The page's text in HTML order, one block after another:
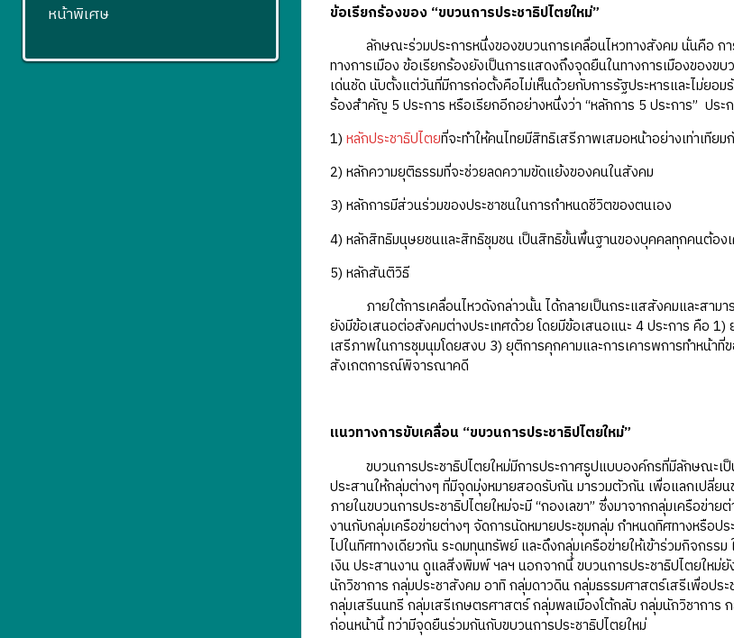
ข้อเรียกร้องของ “ขบวนการประชาธิปไตยใหม่”
ลักษณะร่วมประการหนึ่งของขบวนการเคลื่อนไหวทางสังคม นั่นคือ การ
ทางการเมือง ข้อเรียกร้องยังเป็นการแสดงถึงจุดยืนในทางการเมืองของ
เด่นชัด นับตั้งแต่วันที่มีการก่อตั้งคือไม่เห็นด้วยกับการรัฐประหารและไม่ยอ
ร้องสำคัญ 5 ประการ หรือเรียกอีกอย่างหนึ่งว่า “หลักการ 5 ประการ” ประ
1) หลักประชาธิปไตยที่จะทำให้คนไทยมีสิทธิเสรีภาพเสมอหน้าอย่างเท่าเทียม
2) หลักความยุติธรรมที่จะช่วยลดความขัดแย้งของคนในสังคม
3) หลักการมีส่วนร่วมของประชาชนในการกำหนดชีวิตของตนเอง
4) หลักสิทธิมนุษยชนและสิทธิชุมชน เป็นสิทธิขั้นพื้นฐานของบุคคลทุกคนต้อง
5) หลักสันติวิธี
ภายใต้การเคลื่อนไหวดังกล่าวนั้น ได้กลายเป็นกระแสสังคมและสามา
ยังมีข้อเสนอต่อสังคมต่างประเทศด้วย โดยมีข้อเสนอแนะ 4 ประการ คือ
เสรีภาพในการชุมนุมโดยสงบ 3) ยุติการคุกคามและการเคารพการทำหน้าที่
สังเกตการณ์พิจารณาคดี
แนวทางการขับเคลื่อน “ขบวนการประชาธิปไตยใหม่”
ขบวนการประชาธิปไตยใหม่มีการประกาศรูปแบบองค์กรที่มีลักษณะเป็
ประสานให้กลุ่มต่างๆ ที่มีจุดมุ่งหมายสอดรับกัน มารวมตัวกัน เพื่อแลกเปลี่ย
ภายในขบวนการประชาธิปไตยใหม่จะมี “กองเลขา” ซึ่งมาจากกลุ่มเครือข่
งานกับกลุ่มเครือข่ายต่างๆ จัดการนัดหมายประชุมกลุ่ม กำหนดทิศทางหรือป
ไปในทิศทางเดียวกัน ระดมทุนทรัพย์ และดึงกลุ่มเครือข่ายให้เข้าร่วมกิจกรร
เงิน ประสานงาน ดูแลสิ่งพิมพ์ ฯลฯ นอกจากนี้ ขบวนการประชาธิปไตยใหม่
นักวิชาการ กลุ่มประชาสังคม อาทิ กลุ่มดาวดิน กลุ่มธรรมศาสตร์เสรีเพื่อปร
กลุ่มเสรีนนทรี กลุ่มเสรีเกษตรศาสตร์ กลุ่มพลเมืองโต้กลับ กลุ่มนักวิชาการ
ก่อนหน้านี้ ทว่ามีจุดยืนร่วมกันกับขบวนการประชาธิปไตยใหม่
หน้าพิเศษ